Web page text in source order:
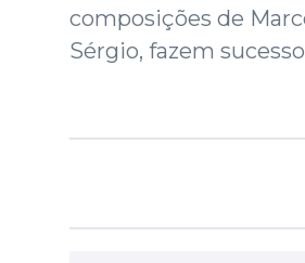
composições de
Sérgio, fazem